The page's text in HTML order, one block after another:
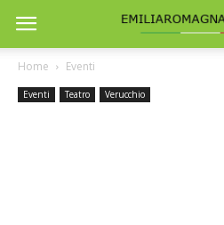
Home Eventi
Eventi Teatro Verucchio